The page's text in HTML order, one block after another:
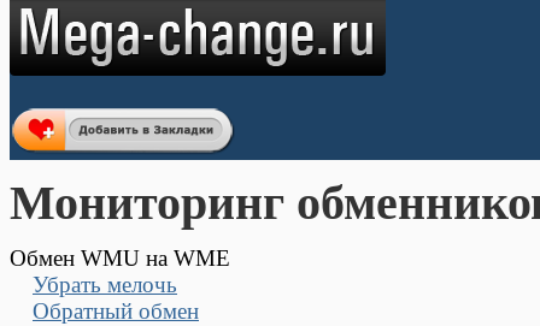
Мониторинг
Обмен WMU на WME
Убрать мелочь
Обратный обмен